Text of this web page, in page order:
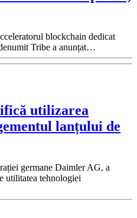
blockchain dedicat
Tribe a anunțat…
utilizarea
lanțului de
germane Daimler AG, a
utilitatea tehnologiei